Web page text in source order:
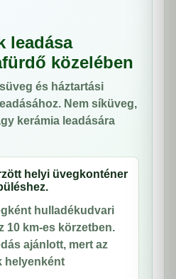
leadása
közelében
és háztartási
Nem síküveg,
kerámia leadására
helyi üvegkonténer
hulladékudvari
10 km-es körzetben.
ajánlott, mert az
helyenként